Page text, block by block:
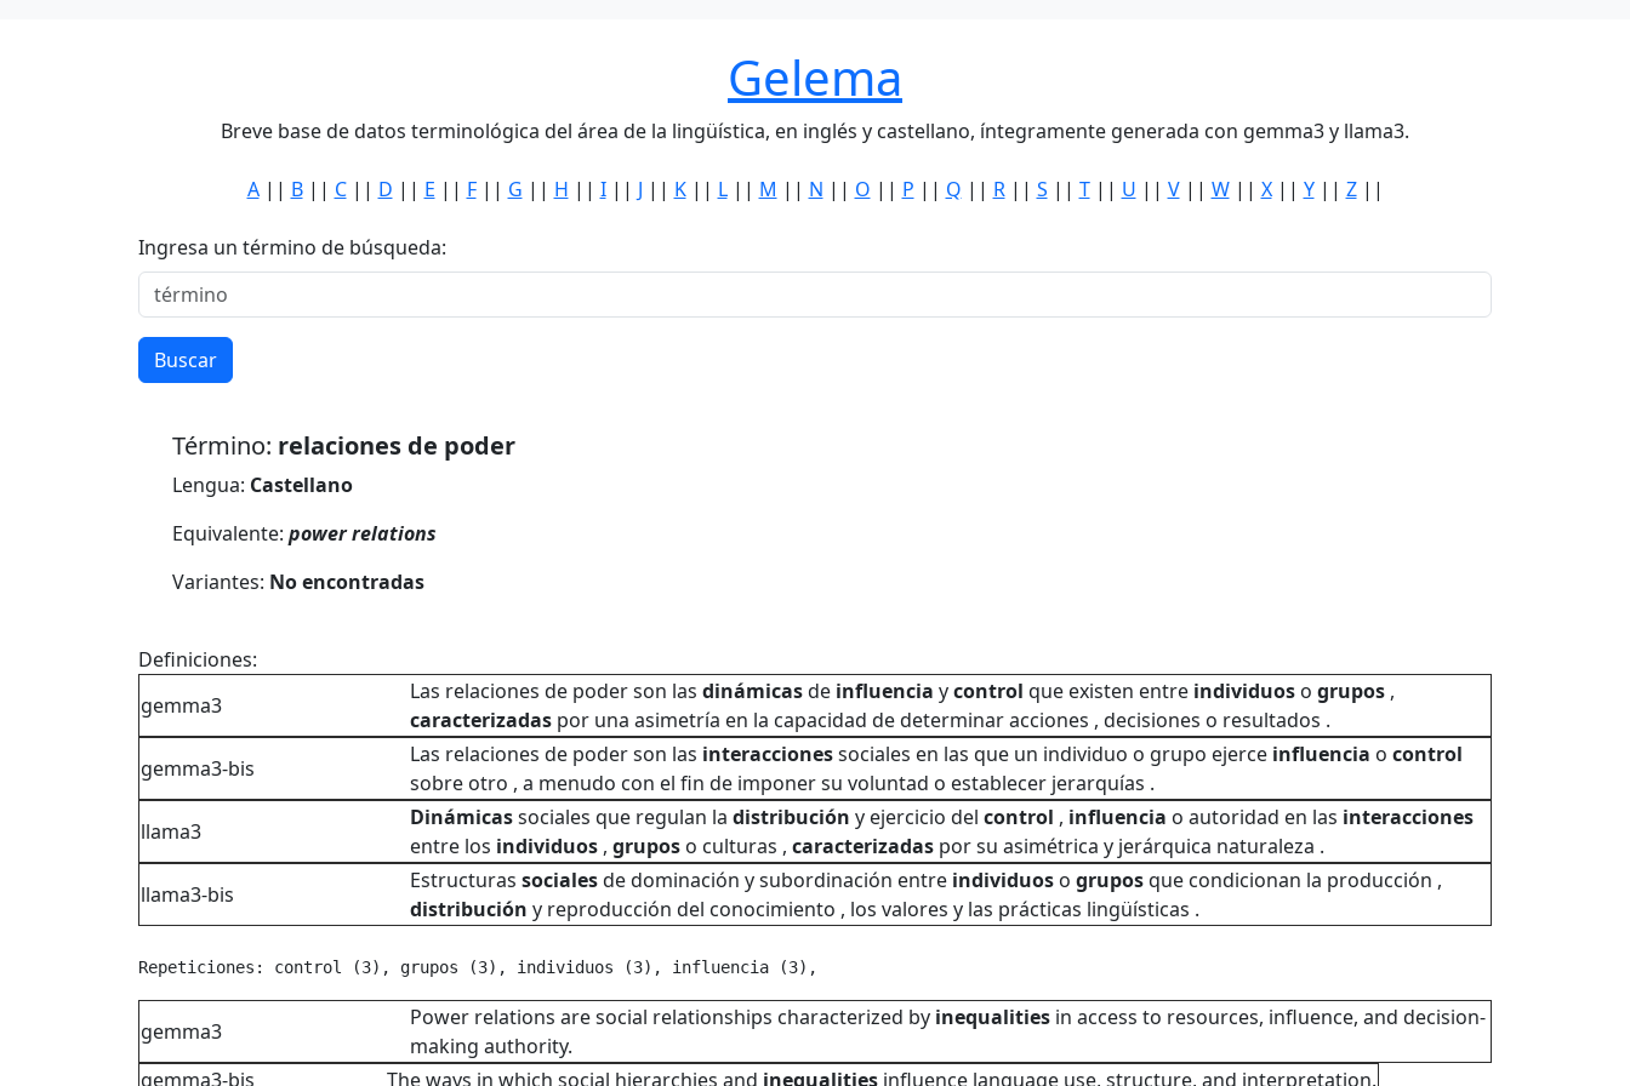
Gelema
Breve base de datos terminológica del área de la lingüística, en inglés y castellano, íntegramente generada con gemma3 y llama3.
A|| B|| C|| D || E || F|| G || H || I|| J || K|| L|| M || N || O || P || Q || R|| S || T|| U || V|| W|| X|| Y|| Z||
Ingresa un término de búsqueda:
Buscar
Término: relaciones de poder
Lengua: Castellano
Equivalente: power relations
Variantes: No encontradas
Definiciones:
gemma3
Las relaciones de poder son las dinámicasde influencia ycontrol que existen entre individuos o grupos ,
caracterizadas por una asimetría en la capacidad de determinar acciones , decisiones o resultados .
gemma3-bis
Las relaciones de poder son las interaccionessociales en las que un individuo o grupo ejerce influencia o control
sobre otro , a menudo con el fin de imponer su voluntad o establecer jerarquías .
llama3
Dinámicassociales que regulan la distribución y ejercicio del control , influencia o autoridad en las interacciones
entre los individuos , grupos o culturas , caracterizadas por su asimétrica y jerárquica naturaleza .
llama3-bis
Estructuras socialesde dominación y subordinación entre individuos o gruposque condicionan la producción ,
distribución y reproducción del conocimiento , los valores y las prácticas lingüísticas .
Repeticiones: control (3), grupos (3), individuos (3), influencia (3),
gemma3
Power relations are social relationships characterized by inequalities in access to resources, influence, and decision-
making authority.
gemma3-bis
The ways in which social hierarchies and inequalities influence language use, structure, and interpretation.